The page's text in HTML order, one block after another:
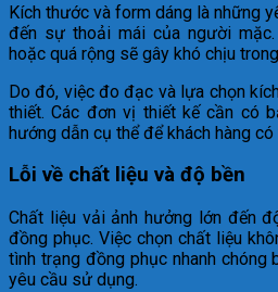
Kích thước và form dáng là những
đến sự thoải mái của người
hoặc quá rộng sẽ gây khó chịu
Do đó, việc đo đạc và lựa chọn
thiết. Các đơn vị thiết kế cần có
hướng dẫn cụ thể để khách hàng
Lỗi về chất liệu và độ bền
Chất liệu vải ảnh hưởng lớn đến
đồng phục. Việc chọn chất liệu
tình trạng đồng phục nhanh
yêu cầu sử dụng.